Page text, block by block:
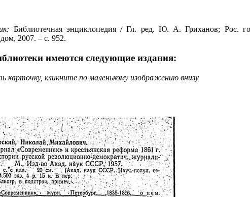
Библиотечная энциклопедия / Гл. ред. Ю. А. Гриханов; Рос.
2007. – с. 952.
имеются следующие издания:
кликните по маленькому изображению внизу